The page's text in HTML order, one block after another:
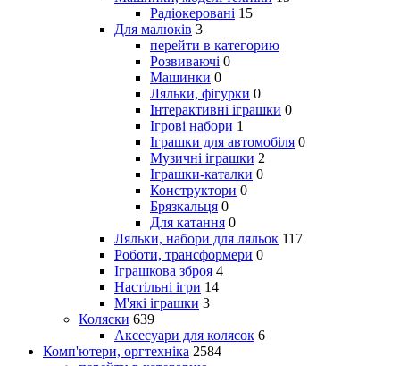
Радіокеровані 15
Для малюків 3
перейти в категорию
Розвиваючі 0
Машинки 0
Ляльки, фігурки 0
Інтерактивні іграшки 0
Ігрові набори 1
Іграшки для автомобіля 0
Музичні іграшки 2
Іграшки-каталки 0
Конструктори 0
Брязкальця 0
Для катання 0
Ляльки, набори для ляльок 117
Роботи, трансформери 0
Іграшкова зброя 4
Настільні ігри 14
М'які іграшки 3
Коляски 639
Аксесуари для колясок 6
Комп'ютери, оргтехніка 2584